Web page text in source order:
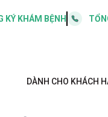
KÝ KHÁM BỆNH
DÀNH CHO KHÁCH